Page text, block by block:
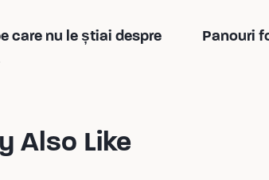
care nu le știai despre
Panouri
Also Like